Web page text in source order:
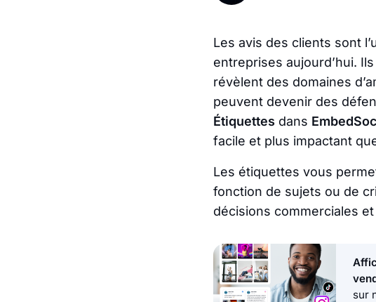
Les avis des clients sont
entreprises aujourd’hui.
révèlent des domaines
peuvent devenir des
Étiquettes dans
facile et plus impactant
Les étiquettes vous
fonction de sujets ou de
décisions commerciales
sur